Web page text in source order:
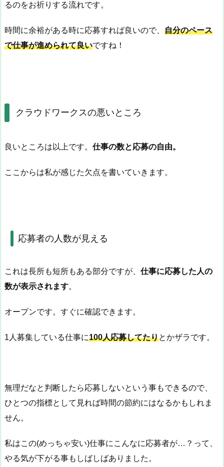
るのをお祈りする流れです。
時間に余裕がある時に応募すれば良いので、 自分のペース
で仕事が進められて良いですね！
クラウドワークスの悪いところ
良いところは以上です。 仕事の数と応募の自由。
ここからは私が感じた欠点を書いていきます。
応募者の人数が見える
これは長所も短所もある部分ですが、 仕事に応募した人の
数が表示されます。
オープンです。すぐに確認できます。
1人募集している仕事に100人応募してたりとかザラです。
無理だなと判断したら応募しないという事もできるので、
ひとつの指標として見れば時間の節約にはなるかもしれま
せん。
私はこの(めっちゃ安い)仕事にこんなに応募者が…？って、
やる気が下がる事もしばしばありました。